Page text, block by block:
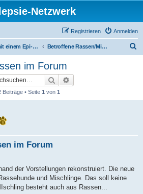
Netzwerk
Anmelden
Registrieren
Leben mit einem Epi-Hund (öffentlicher Bereich) Betroffene Rassen/Mischlinge im Forum (öffentlich lesbar!)
im Forum
Suche
Beiträge • Seite 1 von 1
im Forum
der Vorstellungen rekonstruiert. Die neue
und Mischlinge. Das soll keine
besteht auch aus Rassen...